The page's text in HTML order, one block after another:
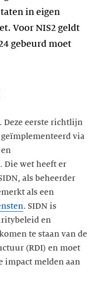
in eigen
Voor NIS2 geldt
gebeurd moet
Deze eerste richtlijn
via
Die wet heeft er
als beheerder
als een
. SIDN is
en
te staan van de
(RDI) en moet
impact melden aan